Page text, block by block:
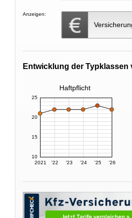
Anzeigen:
Entwicklung der Typklassen
Haftpflicht
2021 '22 '23 '24 '25 '26
10
15
20
25